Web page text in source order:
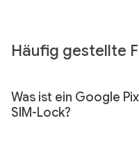
Häufig gestellte
Was ist ein Google
SIM-Lock?